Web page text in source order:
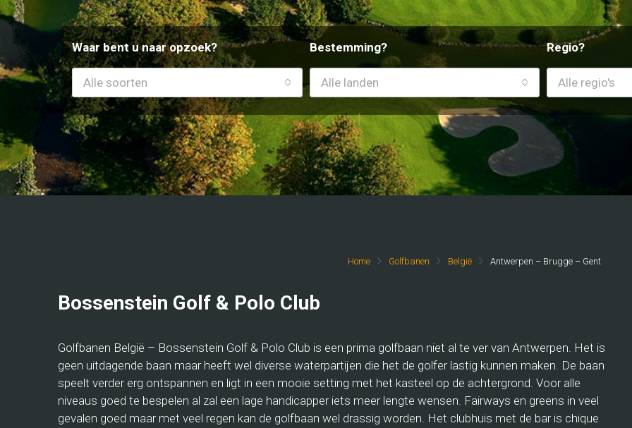
Waar bent u naar opzoek?
Alle soorten
Bestemming?
Alle landen
Regio?
Alle regio's
Home Golfbanen België Antwerpen – Brugge – Gent
Bossenstein Golf & Polo Club
Golfbanen België – Bossenstein Golf & Polo Club is een prima golfbaan niet al te ver van Antwerpen. Het is
geen uitdagende baan maar heeft wel diverse waterpartijen die het de golfer lastig kunnen maken. De baan
speelt verder erg ontspannen en ligt in een mooie setting met het kasteel op de achtergrond. Voor alle
niveaus goed te bespelen al zal een lage handicapper iets meer lengte wensen. Fairways en greens in veel
gevalen goed maar met veel regen kan de golfbaan wel drassig worden. Het clubhuis met de bar is chique